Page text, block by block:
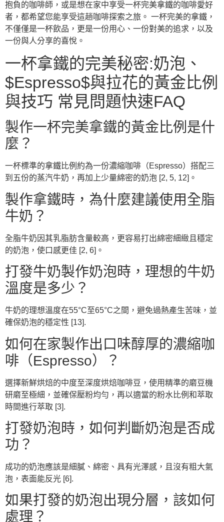
抱負的咖啡師，或是想在家中享受一杯完美拿鐵的咖啡愛好
者，都希望您能享受這趟咖啡探索之旅。 一杯完美的拿鐵，
不僅僅是一杯飲品，更是一份用心、一份對美的追求，以及
一份與人分享的喜悅。
一杯拿鐵的完美秘密:奶泡、
$Espresso$與拉花的黃金比例
與技巧 常見問題快速FAQ
製作一杯完美拿鐵的黃金比例是什
麼？
一杯標準的拿鐵比例約為一份濃縮咖啡（Espresso）搭配三
到五份的蒸汽牛奶，再加上少量綿密的奶泡 [2, 5, 12]。
製作拿鐵時，為什麼建議使用全脂
牛奶？
全脂牛奶因其乳脂肪含量較高，更容易打出綿密細緻且穩定
的奶泡，使口感更佳 [2, 6]。
打發牛奶製作奶泡時，理想的牛奶
溫度是多少？
牛奶的理想溫度在55°C至65°C之間，避免過熱產生苦味，並
確保奶泡的穩定性 [13].
如何在家製作出口味醇厚的濃縮咖
啡（Espresso）？
選擇新鮮烘焙的中度至深度烘焙咖啡豆，使用精準的磨豆機
研磨至極細，並確保壓粉均勻，再以適當的粉水比例和萃取
時間進行萃取 [3].
打發奶泡時，如何判斷奶泡是否成
功？
成功的奶泡應該是細膩、綿密、具有光澤感，且沒有粗大氣
泡，表面能反光 [6].
如果打發的奶泡出現分層，該如何
處理？